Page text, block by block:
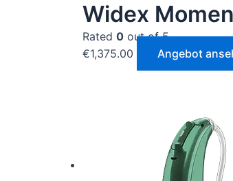
Widex
Rated 0 out of 5
€1,375.00 Angebot